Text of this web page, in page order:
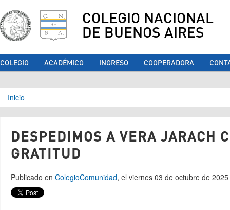
COLEGIO NACIONAL
DE BUENOS AIRES
COLEGIO ACADÉMICO INGRESO COOPERADORA
Se encuentra usted aquí
Inicio
DESPEDIMOS A VERA JARACH
GRATITUD
Publicado en ColegioComunidad, el viernes 03 de octubre de 2025